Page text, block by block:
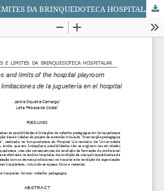
DA BRINQUEDOTECA HOSPITALAR